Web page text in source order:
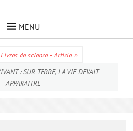
MENU
Livres de science - Article »
: SUR TERRE, LA VIE DEVAIT
APPARAITRE